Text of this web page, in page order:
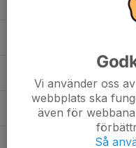
24. Angelica
33. Johanna Berg
Vi använder oss
webbplats ska
även för
Så